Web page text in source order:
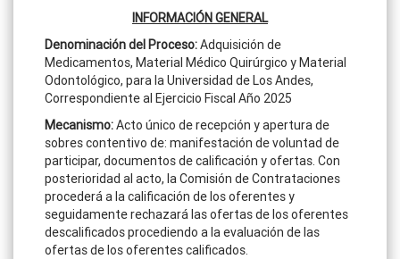
INFORMACIÓN GENERAL
Denominación del Proceso:Adquisición de
Medicamentos, Material Médico Quirúrgico y Material
Odontológico, para la Universidad de Los Andes,
Correspondiente al Ejercicio Fiscal Año 2025
Mecanismo:Acto único de recepción y apertura de
sobres contentivo de: manifestación de voluntad de
participar, documentos de calificación y ofertas. Con
posterioridad al acto, la Comisión de Contrataciones
procederá a la calificación de los oferentes y
seguidamente rechazará las ofertas de los oferentes
descalificados procediendo a la evaluación de las
ofertas de los oferentes calificados.